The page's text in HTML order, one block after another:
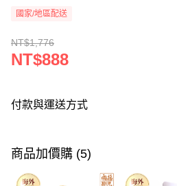
國家/地區配送
NT$1,776
NT$888
付款與運送方式
信用卡一次付款
Apple Pay
商品加價購 (5)